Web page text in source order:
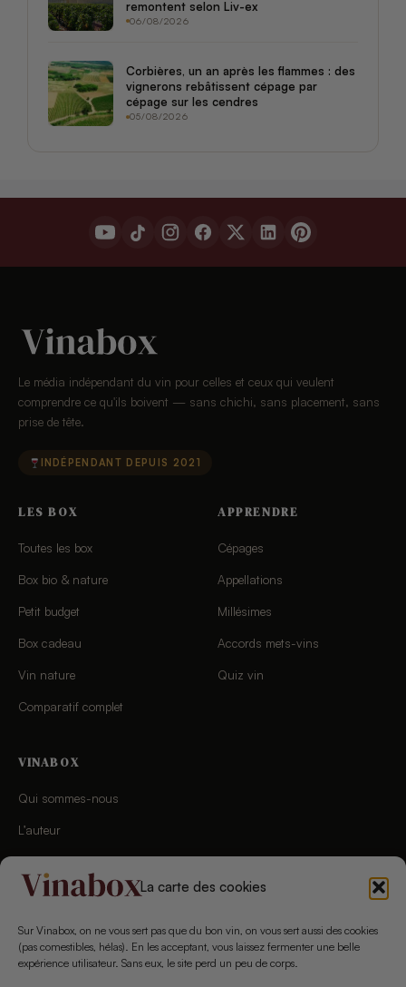
La carte des cookies
Sur Vinabox, on ne vous sert pas que du bon vin, on vous sert aussi des cookies
(pas comestibles, hélas). En les acceptant, vous laissez fermenter une belle
expérience utilisateur. Sans eux, le site perd un peu de corps.
remontent selon Liv-ex
06/08/2026
Corbières, un an après les flammes : des
vignerons rebâtissent cépage par
cépage sur les cendres
05/08/2026
Le média indépendant du vin pour celles et ceux qui veulent
comprendre ce qu'ils boivent — sans chichi, sans placement, sans
prise de tête.
INDÉPENDANT DEPUIS 2021
LES BOX
Toutes les box
Box bio & nature
Petit budget
Box cadeau
Vin nature
Comparatif complet
APPRENDRE
Cépages
Appellations
Millésimes
Accords mets-vins
Quiz vin
VINABOX
Qui sommes-nous
L’auteur
Charte éditoriale
Chaîne YouTube
Newsletter
Concours